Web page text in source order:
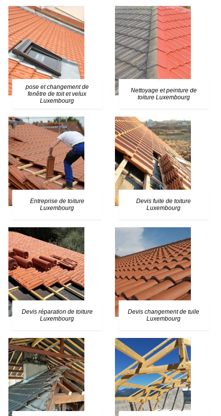
pose et changement de
fenêtre de toit et velux
Luxembourg
Nettoyage et peinture de
toiture Luxembourg
Entreprise de toiture
Luxembourg
Devis fuite de toiture
Luxembourg
Devis réparation de toiture
Luxembourg
Devis changement de tuile
Luxembourg